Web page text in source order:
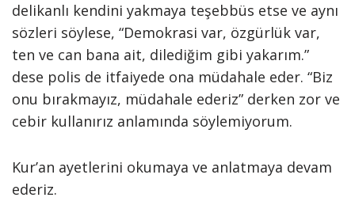
delikanlı kendini yakmaya teşebbüs etse ve aynı
sözleri söylese, “Demokrasi var, özgürlük var,
ten ve can bana ait, dilediğim gibi yakarım.”
dese polis de itfaiyede ona müdahale eder. “Biz
onu bırakmayız, müdahale ederiz” derken zor ve
cebir kullanırız anlamında söylemiyorum.
Kur’an ayetlerini okumaya ve anlatmaya devam
ederiz.